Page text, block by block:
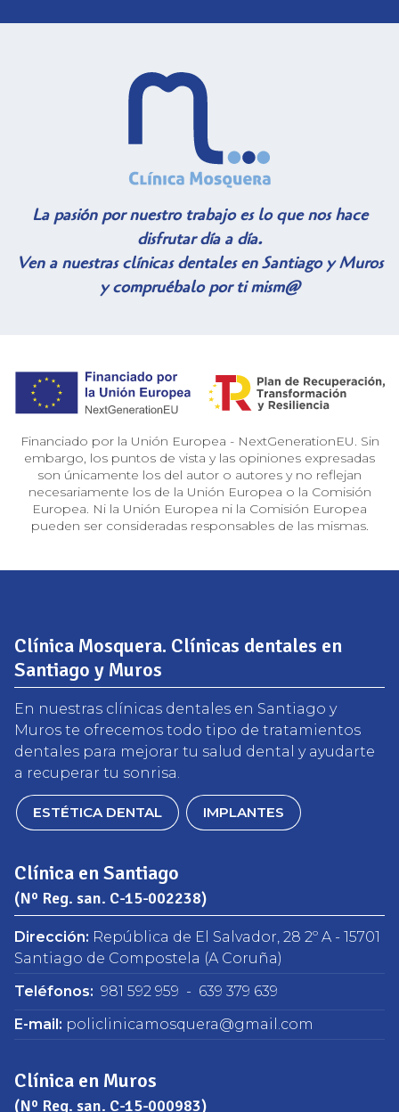
La pasión por nuestro trabajo es lo que nos hace
disfrutar día a día.
Ven a nuestras clínicas dentales en Santiago y Muros
y compruébalo por ti mism@
Financiado por la Unión Europea - NextGenerationEU. Sin
embargo, los puntos de vista y las opiniones expresadas
son únicamente los del autor o autores y no reflejan
necesariamente los de la Unión Europea o la Comisión
Europea. Ni la Unión Europea ni la Comisión Europea
pueden ser consideradas responsables de las mismas.
Clínica Mosquera. Clínicas dentales en
Santiago y Muros
En nuestras clínicas dentales en Santiago y
Muros te ofrecemos todo tipo de tratamientos
dentales para mejorar tu salud dental y ayudarte
a recuperar tu sonrisa.
ESTÉTICA DENTAL IMPLANTES
Clínica en Santiago
(Nº Reg. san. C-15-002238)
Dirección: República de El Salvador, 28 2º A - 15701
Santiago de Compostela (A Coruña)
Teléfonos: 981 592 959 - 639 379 639
E-mail: policlinicamosquera@gmail.com
Clínica en Muros
(Nº Reg. san. C-15-000983)